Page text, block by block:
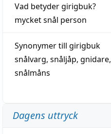
Vad betydergirigbuk?
mycketsnål person
Synonymer till girigbuk
snålvarg, snåljåp, gnidare,
snålmåns
Dagens uttryck